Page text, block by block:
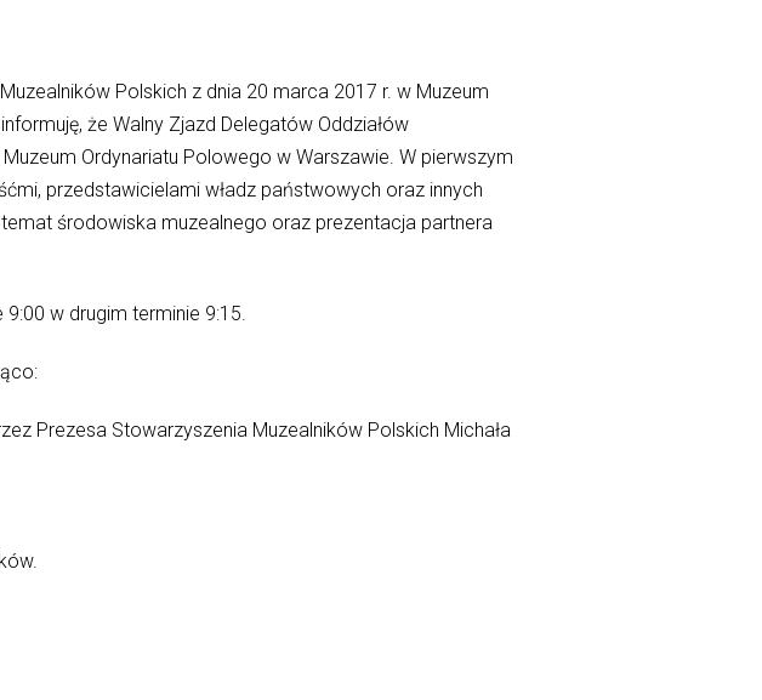
Polskich z dnia 20 marca 2017 r. w Muzeum
że Walny Zjazd Delegatów Oddziałów
Ordynariatu Polowego w Warszawie. W pierwszym
przedstawicielami władz państwowych oraz innych
środowiska muzealnego oraz prezentacja partnera
w drugim terminie 9:15.
Prezesa Stowarzyszenia Muzealników Polskich Michała